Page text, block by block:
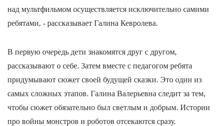
над мультфильмом осуществляется исключительно самими
ребятами, - рассказывает Галина Кевролева.
В первую очередь дети знакомятся друг с другом,
рассказывают о себе. Затем вместе с педагогом ребята
придумывают сюжет своей будущей сказки. Это один из
самых сложных этапов. Галина Валерьевна следит за тем,
чтобы сюжет обязательно был светлым и добрым. Истории
про войны монстров и роботов отсекаются сразу.